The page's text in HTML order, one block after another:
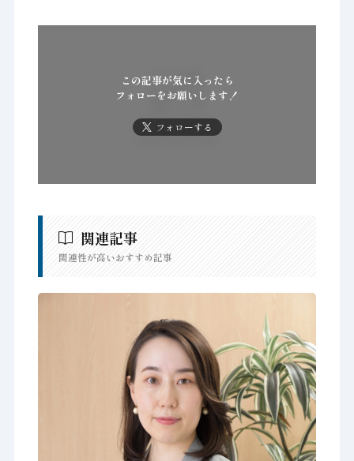
この記事が気に入ったら
フォローをお願いします！
フォローする
関連記事
関連性が高いおすすめ記事